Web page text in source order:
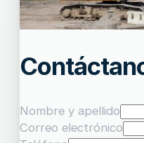
Nombre y apellido
Correo electrónico